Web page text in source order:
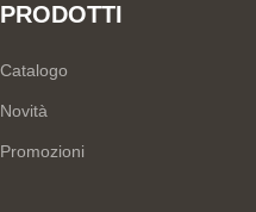
PRODOTTI
Catalogo
Novità
Promozioni